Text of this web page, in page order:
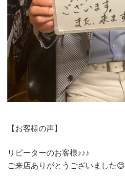
【お客様の声】
リピーターのお客様♪♪♪
ご来店ありがとうございました😊